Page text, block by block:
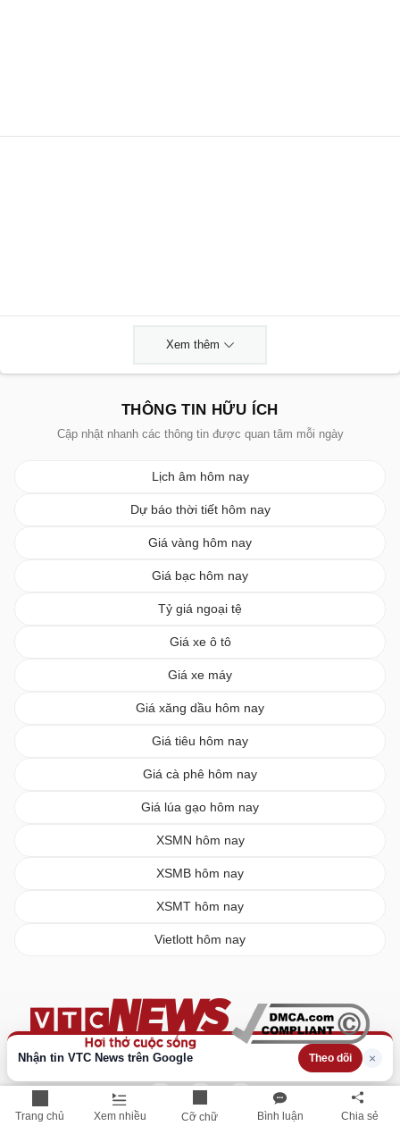
Trang chủ Xem nhiều Cỡ chữ Bình luận Chia sẻ
Nhận tin VTC News trên Google Theo dõi ×
Xem thêm
THÔNG TIN HỮU ÍCH
Cập nhật nhanh các thông tin được quan tâm mỗi ngày
Lịch âm hôm nay
Dự báo thời tiết hôm nay
Giá vàng hôm nay
Giá bạc hôm nay
Tỷ giá ngoại tệ
Giá xe ô tô
Giá xe máy
Giá xăng dầu hôm nay
Giá tiêu hôm nay
Giá cà phê hôm nay
Giá lúa gạo hôm nay
XSMN hôm nay
XSMB hôm nay
XSMT hôm nay
Vietlott hôm nay